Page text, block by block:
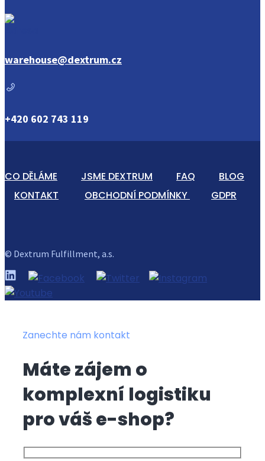
warehouse@dextrum.cz
+420 602 743 119
CO DĚLÁME JSME DEXTRUM FAQ
BLOG
KONTAKT
OBCHODNÍ PODMÍNKY GDPR
© Dextrum Fulfillment, a.s.
Zanechte nám kontakt
Máte zájem o
komplexní logistiku
pro váš e-shop?